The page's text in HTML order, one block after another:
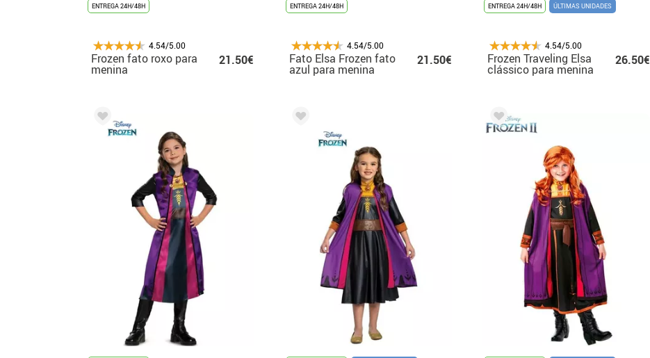
ENTREGA 24H/48H
4.54/5.00
Frozen fato roxo para
menina
21.50€
ENTREGA 24H/48H
4.54/5.00
Fato Elsa Frozen fato
azul para menina
21.50€
ENTREGA 24H/48H ÚLTIMAS UNIDADES
4.54/5.00
Frozen Traveling Elsa
clássico para menina
26.50€